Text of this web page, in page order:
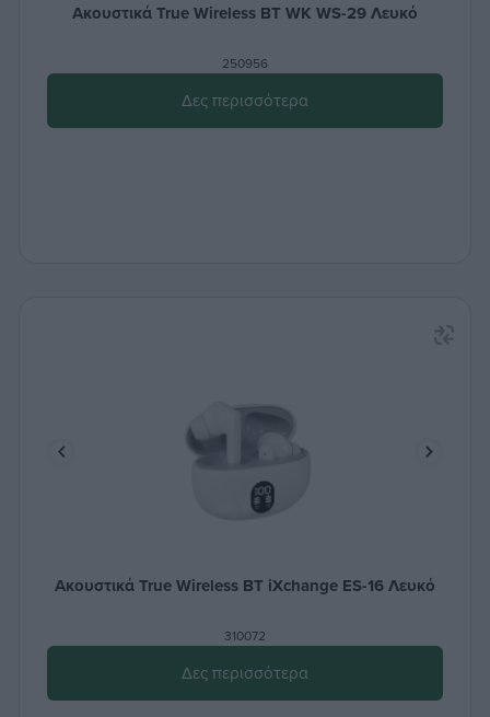
Ακουστικά True Wireless ΒΤ WK WS-29 Λευκό
250956
Δες περισσότερα
Ακουστικά True Wireless ΒΤ iXchange ES-16 Λευκό
310072
Δες περισσότερα